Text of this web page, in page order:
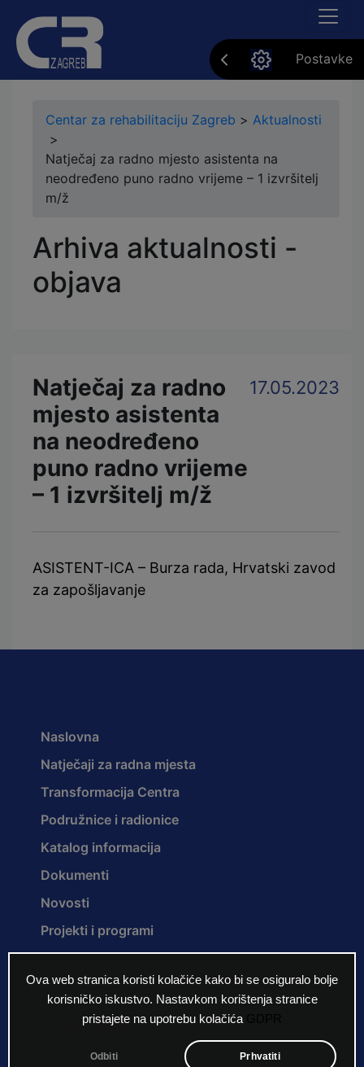
Ova web stranica koristi kolačiće kako bi se osiguralo bolje
korisničko iskustvo. Nastavkom korištenja stranice
pristajete na upotrebu kolačića
Odbiti Prhvatiti
Postavke
Centar za rehabilitaciju Zagreb > Aktualnosti
>
Natječaj za radno mjesto asistenta na
neodređeno puno radno vrijeme – 1 izvršitelj
m/ž
Arhiva aktualnosti -
objava
Natječaj za radno
mjesto asistenta
na neodređeno
puno radno vrijeme
– 1 izvršitelj m/ž
17.05.2023
ASISTENT-ICA – Burza rada, Hrvatski zavod
za zapošljavanje
Naslovna
Natječaji za radna mjesta
Transformacija Centra
Podružnice i radionice
Katalog informacija
Dokumenti
Novosti
Projekti i programi
O nama
Povijest Centra
Misija i vizija